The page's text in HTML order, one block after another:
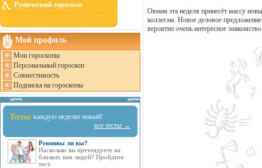
Рунический гороскоп
Мой профиль
Мои гороскопы
Персональный гороскоп
Совместимость
Подписка на гороскопы
Тесты: каждую неделю новый!
все тесты →
Ревнивы ли вы?
Насколько вы претендуете на
близких вам людей? Пройдите
тест.
Овнам эта неделя принесёт массу
коллегам. Новое деловое
вероятно очень интересное